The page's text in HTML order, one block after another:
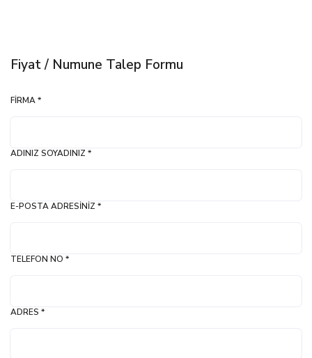
Fiyat / Numune Talep Formu
FIRMA *
ADINIZ SOYADINIZ *
E-POSTA ADRESINIZ *
TELEFON NO *
ADRES *